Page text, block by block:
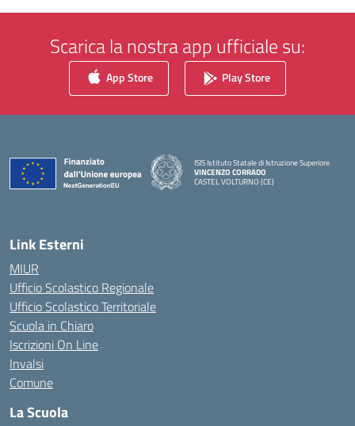
Scarica la nostra app ufficiale su:
App Store Play Store
ISIS Istituto Statale di Istruzione Superiore
VINCENZO CORRADO
CASTEL VOLTURNO (CE)
Link Esterni
MIUR
Ufficio Scolastico Regionale
Ufficio Scolastico Territoriale
Scuola in Chiaro
Iscrizioni On Line
Invalsi
Comune
La Scuola